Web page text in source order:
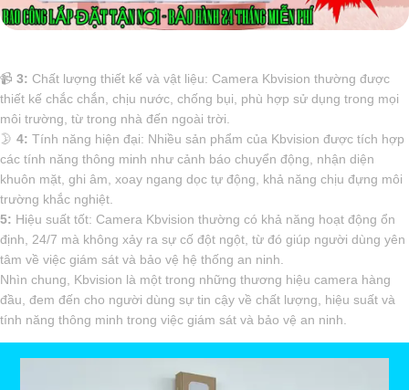
📹 3: Chất lượng thiết kế và vật liệu: Camera Kbvision thường được
thiết kế chắc chắn, chịu nước, chống bụi, phù hợp sử dụng trong mọi
môi trường, từ trong nhà đến ngoài trời.
🌛 4: Tính năng hiện đại: Nhiều sản phẩm của Kbvision được tích hợp
các tính năng thông minh như cảnh báo chuyển động, nhận diện
khuôn mặt, ghi âm, xoay ngang dọc tự động, khả năng chịu đựng môi
trường khắc nghiệt.
5: Hiệu suất tốt: Camera Kbvision thường có khả năng hoạt động ổn
định, 24/7 mà không xảy ra sự cố đột ngột, từ đó giúp người dùng yên
tâm về việc giám sát và bảo vệ hệ thống an ninh.
Nhìn chung, Kbvision là một trong những thương hiệu camera hàng
đầu, đem đến cho người dùng sự tin cậy về chất lượng, hiệu suất và
tính năng thông minh trong việc giám sát và bảo vệ an ninh.